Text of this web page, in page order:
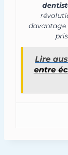
davantage
Lire
entre